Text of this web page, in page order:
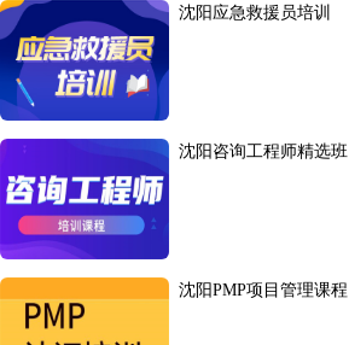
沈阳应急救援员培训
沈阳咨询工程师精选班
沈阳PMP项目管理课程